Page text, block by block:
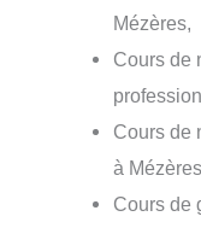
Mézères,
Cours de
Cours de
à
Cours de